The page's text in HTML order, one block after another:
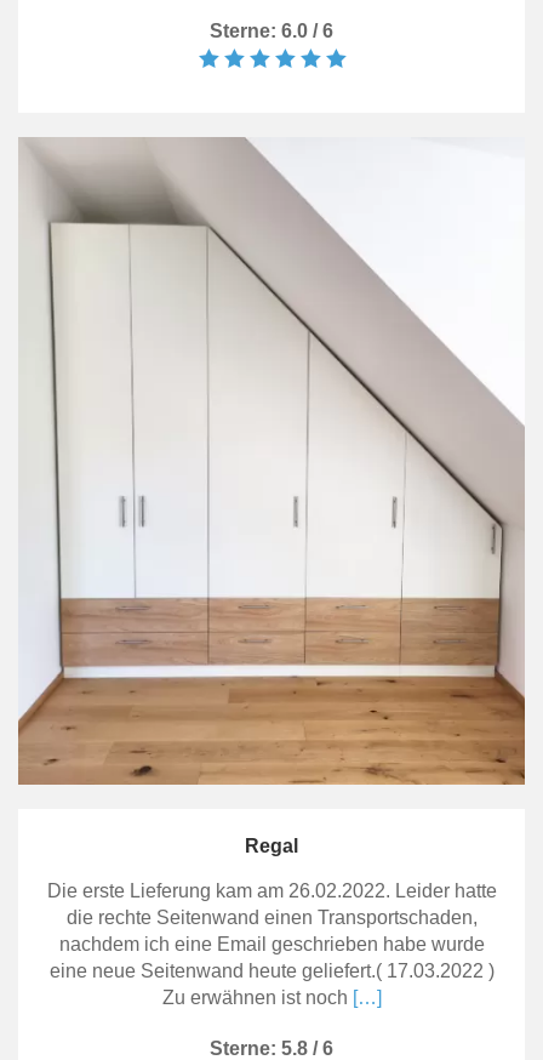
Sterne: 6.0 / 6
Regal
Die erste Lieferung kam am 26.02.2022. Leider hatte
die rechte Seitenwand einen Transportschaden,
nachdem ich eine Email geschrieben habe wurde
eine neue Seitenwand heute geliefert.( 17.03.2022 )
Zu erwähnen ist noch […]
Sterne: 5.8 / 6